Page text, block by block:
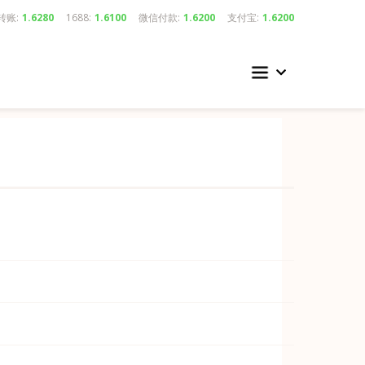
账: 1.6280 1688: 1.6100 微信付款: 1.6200 支付宝: 1.6200